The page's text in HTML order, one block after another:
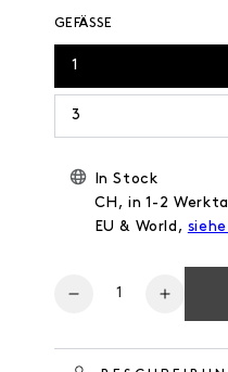
GEFÄSSE
1
3
In Stock
CH, in 1-2
EU & World,
Verringere
Menge
Erhöhe
die
Menge